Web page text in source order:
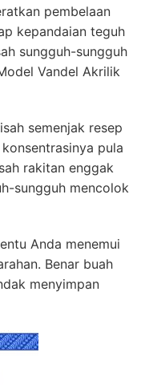
pembelaan
kepandaian teguh
sungguh-sungguh
Vandel Akrilik
semenjak resep
pula
rakitan enggak
sungguh mencolok
Anda menemui
Benar buah
menyimpan